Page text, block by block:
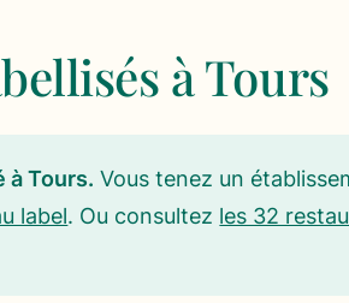
à Tours
à Tours. Vous tenez un
label. Ou consultez les 32